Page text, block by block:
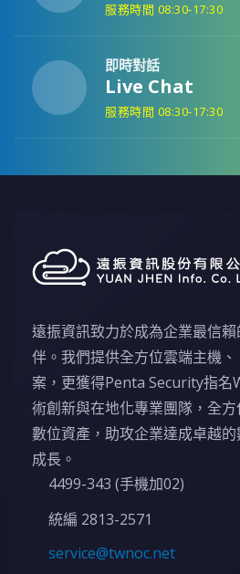
服務時間 08:30-17:30
即時對話
Live Chat
服務時間 08:30-17:30
遠振資訊致力於成為企業最信
伴。我們提供全方位雲端主機
案，更獲得Penta Security指名
術創新與在地化專業團隊，全
數位資產，助攻企業達成卓越
成長。
4499-343 (手機加02)
統編 2813-2571
service@twnoc.net